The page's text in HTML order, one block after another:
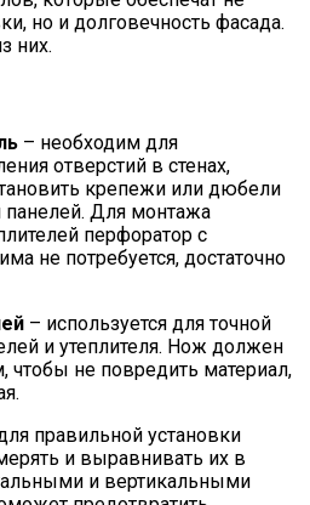
но и долговечность фасада.
них.
– необходим для
отверстий в стенах,
крепежи или дюбели
Для монтажа
перфоратор с
не потребуется, достаточно
– используется для точной
и утеплителя. Нож должен
чтобы не повредить материал,
правильной установки
и выравнивать их в
и вертикальными